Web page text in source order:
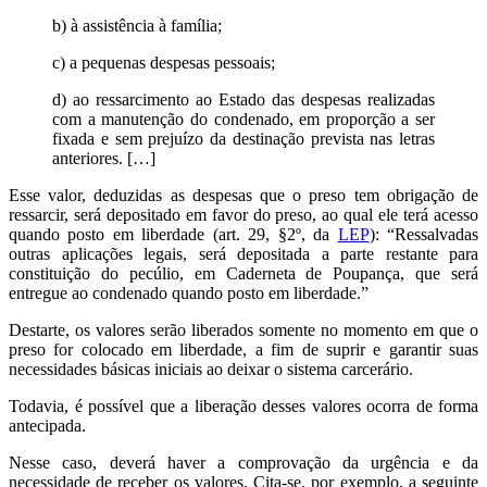
b) à assistência à família;
c) a pequenas despesas pessoais;
d) ao ressarcimento ao Estado das despesas realizadas
com a manutenção do condenado, em proporção a ser
fixada e sem prejuízo da destinação prevista nas letras
anteriores. […]
Esse valor, deduzidas as despesas que o preso tem obrigação de
ressarcir, será depositado em favor do preso, ao qual ele terá acesso
quando posto em liberdade (art. 29, §2º, da LEP): “Ressalvadas
outras aplicações legais, será depositada a parte restante para
constituição do pecúlio, em Caderneta de Poupança, que será
entregue ao condenado quando posto em liberdade.”
Destarte, os valores serão liberados somente no momento em que o
preso for colocado em liberdade, a fim de suprir e garantir suas
necessidades básicas iniciais ao deixar o sistema carcerário.
Todavia, é possível que a liberação desses valores ocorra de forma
antecipada.
Nesse caso, deverá haver a comprovação da urgência e da
necessidade de receber os valores. Cita-se, por exemplo, a seguinte